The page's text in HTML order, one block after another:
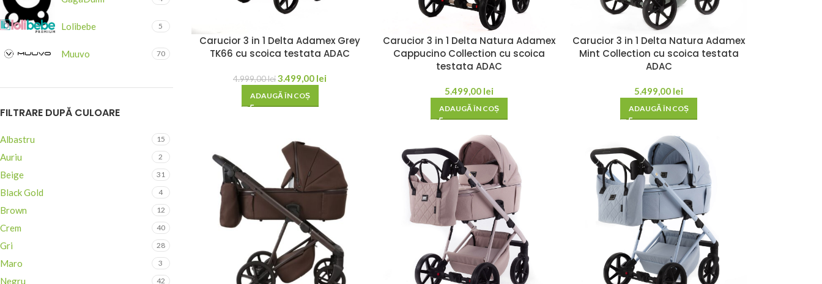
Lolibebe 5
Muuvo 70
FILTRARE DUPĂ CULOARE
Albastru 15
Auriu 2
Beige 31
Black Gold 4
Brown 12
Crem 40
Gri 28
Maro 3
Negru 42
Carucior 3 in 1 Delta Adamex Grey
TK66 cu scoica testata ADAC
4.999,00lei 3.499,00 lei
ADAUGĂ ÎN COȘ
Carucior 3 in 1 Delta Natura Adamex
Cappucino Collection cu scoica
testata ADAC
5.499,00 lei
ADAUGĂ ÎN COȘ
Carucior 3 in 1 Delta Natura Adamex
Mint Collection cu scoica testata
ADAC
5.499,00 lei
ADAUGĂ ÎN COȘ